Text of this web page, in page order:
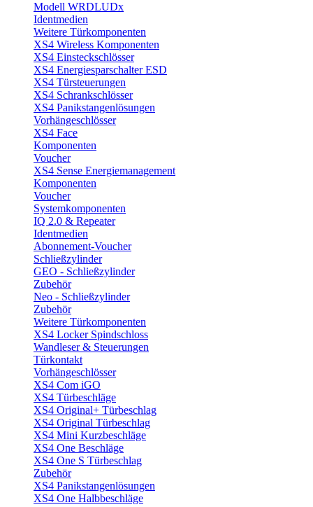
Modell WRDLUDx
Identmedien
Weitere Türkomponenten
XS4 Wireless Komponenten
XS4 Einsteckschlösser
XS4 Energiesparschalter ESD
XS4 Türsteuerungen
XS4 Schrankschlösser
XS4 Panikstangenlösungen
Vorhängeschlösser
XS4 Face
Komponenten
Voucher
XS4 Sense Energiemanagement
Komponenten
Voucher
Systemkomponenten
IQ 2.0 & Repeater
Identmedien
Abonnement-Voucher
Schließzylinder
GEO - Schließzylinder
Zubehör
Neo - Schließzylinder
Zubehör
Weitere Türkomponenten
XS4 Locker Spindschloss
Wandleser & Steuerungen
Türkontakt
Vorhängeschlösser
XS4 Com iGO
XS4 Türbeschläge
XS4 Original+ Türbeschlag
XS4 Original Türbeschlag
XS4 Mini Kurzbeschläge
XS4 One Beschläge
XS4 One S Türbeschlag
Zubehör
XS4 Panikstangenlösungen
XS4 One Halbbeschläge